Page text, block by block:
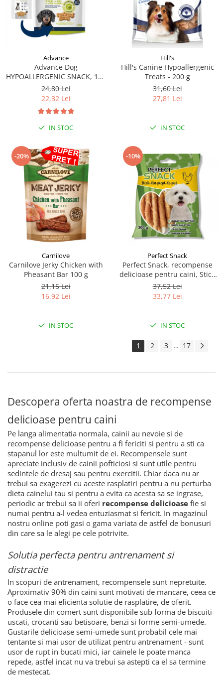
Advance
Advance Dog
HYPOALLERGENIC SNACK, 150
g
24,80 Lei
22,32 Lei
IN STOC
Hill's
Hill's Canine Hypoallergenic
Treats - 200 g
31,60 Lei
27,81 Lei
IN STOC
-20%
Carnilove
Carnilove Jerky Chicken with
Pheasant Bar 100 g
21,15 Lei
16,92 Lei
IN STOC
-10%
Perfect Snack
Perfect Snack, recompense
delicioase pentru caini, Stick
din piept de pui– 300 g
37,52 Lei
33,77 Lei
IN STOC
1 2 3 ... 17
Descopera oferta noastra de recompense
delicioase pentru caini
Pe langa alimentatia normala, cainii au nevoie si de
recompense delicioase pentru a fi fericiti si pentru a sti ca
stapanul lor este multumit de ei. Recompensele sunt
apreciate inclusiv de cainii pofticiosi si sunt utile pentru
sedintele de dresaj sau pentru exercitii. Chiar daca nu ar
trebui sa exagerezi cu aceste rasplatiri pentru a nu perturba
dieta cainelui tau si pentru a evita ca acesta sa se ingrase,
periodic ar trebui sa ii oferi recompense delicioase fie si
numai pentru a-l vedea entuziasmat si fericit. In magazinul
nostru online poti gasi o gama variata de astfel de bonusuri
din care sa le alegi pe cele potrivite.
Solutia perfecta pentru antrenament si
distractie
In scopuri de antrenament, recompensele sunt nepretuite.
Aproximativ 90% din caini sunt motivati de mancare, ceea ce
o face cea mai eficienta solutie de rasplatire, de oferit.
Produsele din comert sunt disponibile sub forma de biscuiti
uscati, crocanti sau betisoare, benzi si forme semi-umede.
Gustarile delicioase semi-umede sunt probabil cele mai
tentante si mai usor de utilizat pentru antrenament - sunt
usor de rupt in bucati mici, iar cainele le poate manca
repede, astfel incat nu va trebui sa astepti ca el sa termine
de mestecat.